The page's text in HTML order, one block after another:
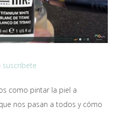
suscribete
como pintar la piel a
nos pasan a todos y cómo